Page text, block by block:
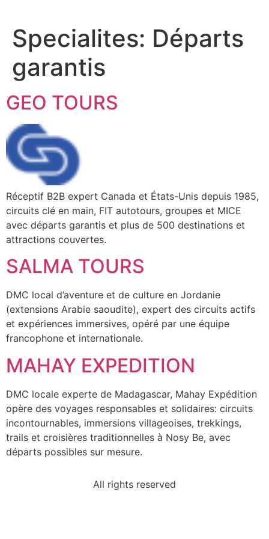
Specialites: Départs
garantis
GEO TOURS
Réceptif B2B expert Canada et États-Unis depuis 1985,
circuits clé en main, FIT autotours, groupes et MICE
avec départs garantis et plus de 500 destinations et
attractions couvertes.
SALMA TOURS
DMC local d’aventure et de culture en Jordanie
(extensions Arabie saoudite), expert des circuits actifs
et expériences immersives, opéré par une équipe
francophone et internationale.
MAHAY EXPEDITION
DMC locale experte de Madagascar, Mahay Expédition
opère des voyages responsables et solidaires: circuits
incontournables, immersions villageoises, trekkings,
trails et croisières traditionnelles à Nosy Be, avec
départs possibles sur mesure.
All rights reserved